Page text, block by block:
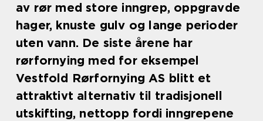
av rør med store inngrep, oppgravde
hager, knuste gulv og lange perioder
uten vann. De siste årene har
rørfornying med for eksempel
Vestfold Rørfornying AS blitt et
attraktivt alternativ til tradisjonell
utskifting, nettopp fordi inngrepene